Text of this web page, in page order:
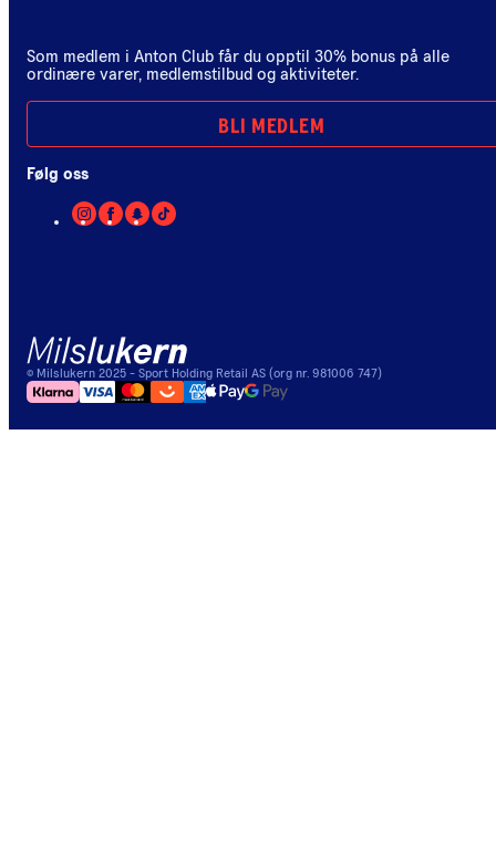
Som medlem i Anton Club får du opptil 30% bonus på alle
ordinære varer, medlemstilbud og aktiviteter.
BLI MEDLEM
Følg oss
© Milslukern 2025 - Sport Holding Retail AS (org nr. 981006 747)